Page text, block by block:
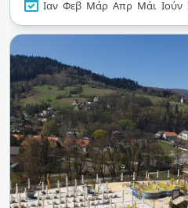
δροσιστικές λιχουδιές
σνακ. Είναι το ιδανικό
χαλάρωση σε ένα
περιβάλλον.
Ιαν Φεβ Μάρ Απρ Μάι Ιούν